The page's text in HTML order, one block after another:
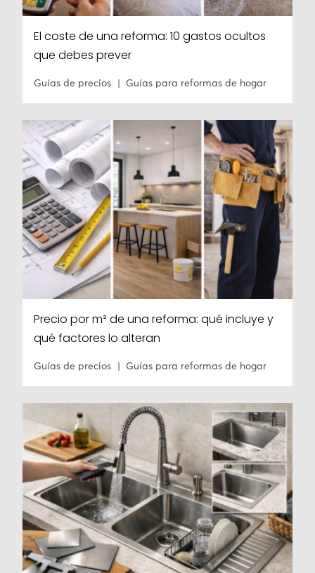
El coste de una reforma: 10 gastos ocultos
que debes prever
Guías de precios Guías para reformas de hogar
Precio por m² de una reforma: qué incluye y
qué factores lo alteran
Guías de precios Guías para reformas de hogar